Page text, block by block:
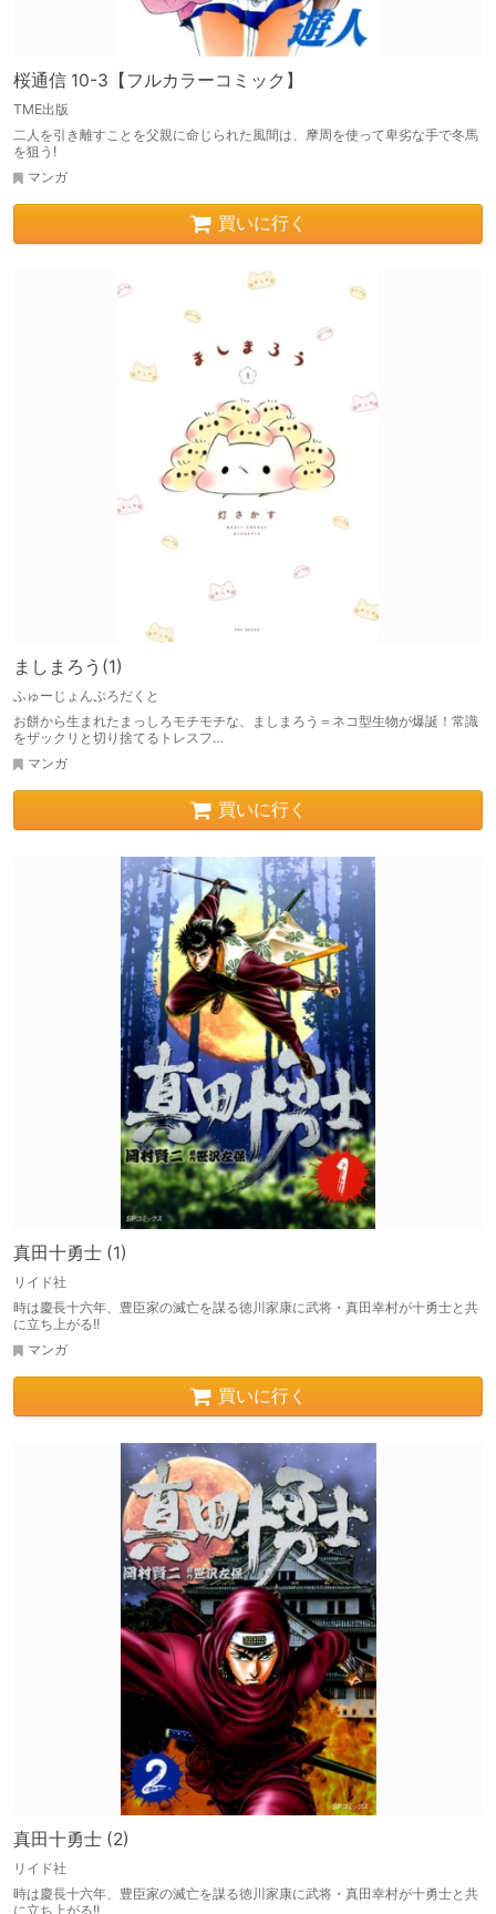
桜通信 10-3【フルカラーコミック】
TME出版
二人を引き離すことを父親に命じられた風間は、摩周を使って卑劣な手で冬馬
を狙う!
マンガ
買いに行く
ましまろう(1)
ふゅーじょんぷろだくと
お餅から生まれたまっしろモチモチな、ましまろう＝ネコ型生物が爆誕！常識
をザックリと切り捨てるトレスフ…
マンガ
買いに行く
真田十勇士 (1)
リイド社
時は慶長十六年、豊臣家の滅亡を謀る徳川家康に武将・真田幸村が十勇士と共
に立ち上がる!!
マンガ
買いに行く
真田十勇士 (2)
リイド社
時は慶長十六年、豊臣家の滅亡を謀る徳川家康に武将・真田幸村が十勇士と共
に立ち上がる!!